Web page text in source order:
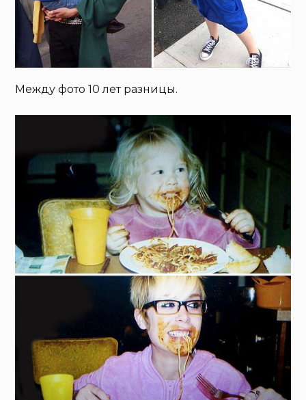
Между фото 10 лет разницы.